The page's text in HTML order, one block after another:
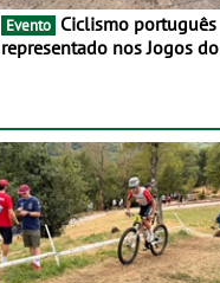
Evento
representado nos Jogos do